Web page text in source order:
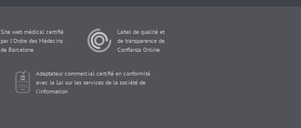
Site web médical certifié
par l'Ordre des Médecins
de Barcelone
Label de qualité et
de transparence de
Confianza Online
Adaptateur commercial certifié en conformité
avec la Loi sur les services de la société de
l'information